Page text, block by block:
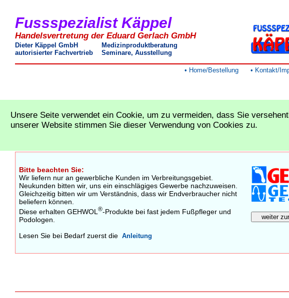
Fussspezialist Käppel
Handelsvertretung der Eduard Gerlach GmbH
Dieter Käppel GmbH
autorisierter Fachvertrieb
Medizinproduktberatung
Seminare, Ausstellung
• Home/Bestellung • Kontakt/
GEHWOL®-Pflegeprodukte und GERLACH-Artikel
Bitte beachten Sie:
Wir liefern nur an gewerbliche Kunden im Verbreitungsgebiet.
Neukunden bitten wir, uns ein einschlägiges Gewerbe nachzuweisen.
Gleichzeitig bitten wir um Verständnis, dass wir Endverbraucher nicht
beliefern können.
Diese erhalten GEHWOL ®-Produkte bei fast jedem Fußpfleger und
Podologen.
Lesen Sie bei Bedarf zuerst die Anleitung
Unsere Seite verwendet ein Cookie, um zu vermeiden, dass Sie
unserer Website stimmen Sie dieser Verwendung von Cookies zu.